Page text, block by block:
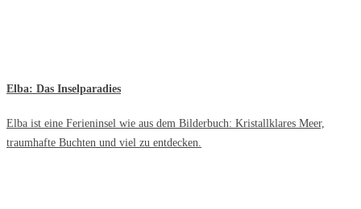
Elba: Das Inselparadies
Elba ist eine Ferieninsel wie aus dem Bilderbuch: Kristallklares Meer,
traumhafte Buchten und viel zu entdecken.